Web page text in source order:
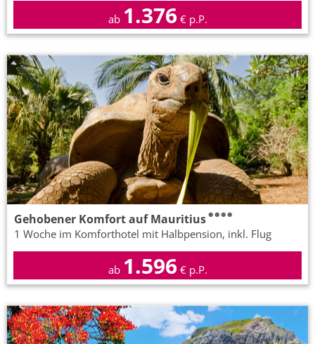
ab 1.376€ p.P.
Gehobener Komfort auf Mauritius
1 Woche im Komforthotel mit Halbpension, inkl. Flug
ab 1.596€ p.P.